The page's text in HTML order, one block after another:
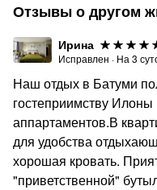
Отзывы о другом
Ирина
Исправлен · На 3
Наш отдых в Батуми
гостеприимству
аппартаментов.В
для удобства
хорошая кровать.
"приветственной"